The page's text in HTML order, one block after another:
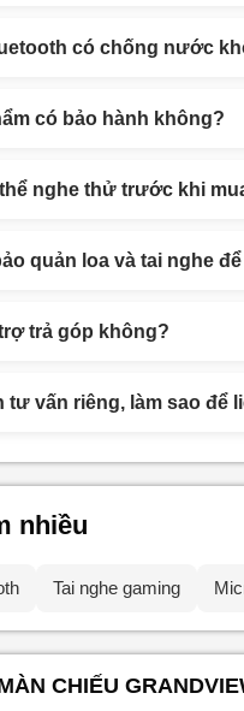
có chống nước
có bảo hành không?
nghe thử trước khi
quản loa và tai nghe
trả góp không?
tư vấn riêng, làm sao để
nhiều
Tai nghe gaming
CHIẾU